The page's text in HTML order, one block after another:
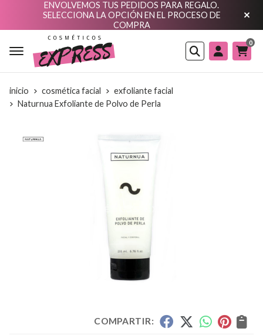
ENVOLVEMOS TUS PEDIDOS PARA REGALO.
SELECCIONA LA OPCIÓN EN EL PROCESO DE
COMPRA
Buscar
0
inicio cosmética facial
exfoliante facial
Naturnua Exfoliante de Polvo de Perla
COMPARTIR: